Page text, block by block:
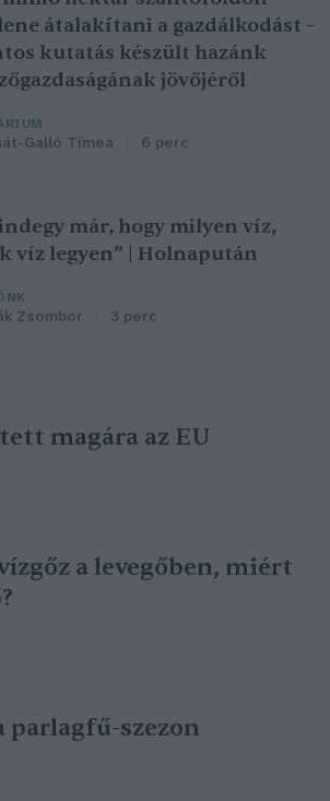
átalakítani a gazdálkodást –
kutatás készült hazánk
jövőjéről
Galló Tímea 6 perc
már, hogy milyen víz,
víz legyen” | Holnapután
Zsombor 3 perc
magára az EU
a levegőben, miért
parlagfű-szezon